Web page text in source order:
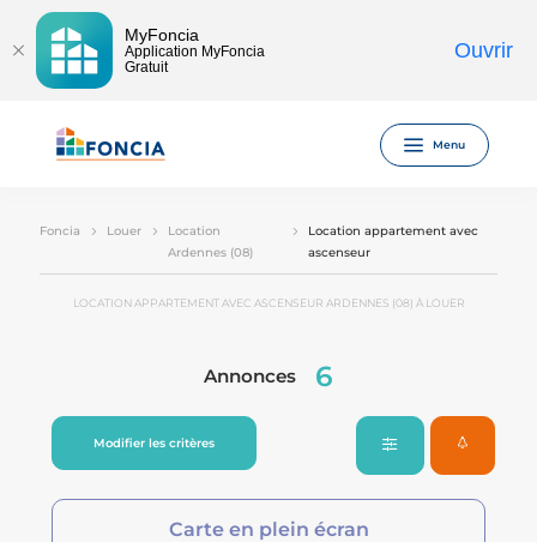
MyFoncia
Application MyFoncia
Gratuit
Ouvrir
Menu
Foncia Louer
Location
Ardennes (08)
Location appartement avec
ascenseur
LOCATION APPARTEMENT AVEC ASCENSEUR ARDENNES (08) À LOUER
Annonces 6
Modifier les critères
Carte en plein écran